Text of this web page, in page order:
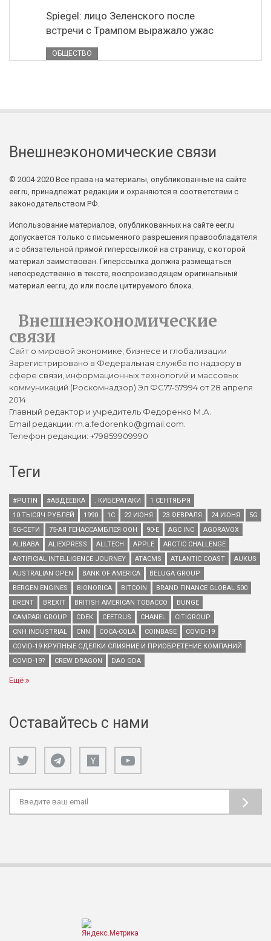
Spiegel: лицо Зеленского после
встречи с Трампом выражало ужас
ОБЩЕСТВО
Внешнеэкономические связи
© 2004-2020 Все права на материалы, опубликованные на сайте
eer.ru, принадлежат редакции и охраняются в соответствии с
законодательством РФ.
Использование материалов, опубликованных на сайте eer.ru
допускается только с письменного разрешения правообладателя
и с обязательной прямой гиперссылкой на страницу, с которой
материал заимствован. Гиперссылка должна размещаться
непосредственно в тексте, воспроизводящем оригинальный
материал eer.ru, до или после цитируемого блока.
Внешнеэкономические
связи
Сайт о мировой экономике, бизнесе и глобализации
Зарегистрировано в Федеральная служба по надзору в
сфере связи, информационных технологий и массовых
коммуникаций (Роскомнадзор) Эл ФС77-57994 от 28 апреля
2014
Главный редактор и учредитель Федоренко М.А.
Email редакции: m.a.fedorenko@gmail.com.
Телефон редакции: +79859909990
Теги
#PUTIN #АВДЕЕВКА . КИБЕРАТАКИ
1 СЕНТЯБРЯ
10 ТЫСЯЧ РУБЛЕЙ
1990 1С 22 ИЮНЯ 23 ФЕВРАЛЯ 24 ИЮНЯ
5G
5G-СЕТИ
75-АЯ ГЕНАССАМБЛЕЯ ООН 90-Е AGC INC
AGORAVOX
ALIBABA
ALIEXPRESS ALLTECH APPLE
ARCTIC CHALLENGE
ARTIFICIAL INTELLIGENCE JOURNEY
ATACMS ATLANTIC COAST
AUKUS
AUSTRALIAN OPEN
BANK OF AMERICA
BELUGA GROUP
BERGEN ENGINES
BIONORICA BITCOIN
BRAND FINANCE GLOBAL 500
BRENT
BREXIT BRITISH AMERICAN TOBACCO
BUNGE
CAMPARI GROUP
CDEK CEETRUS CHANEL
CITIGROUP
CNH INDUSTRIAL
CNN COCA-COLA COINBASE
COVID-19
COVID-19 КРУПНЫЕ СДЕЛКИ СЛИЯНИЕ И ПРИОБРЕТЕНИЕ КОМПАНИЙ
COVID-19?
CREW DRAGON DAO GDA
Ещё
Оставайтесь с нами